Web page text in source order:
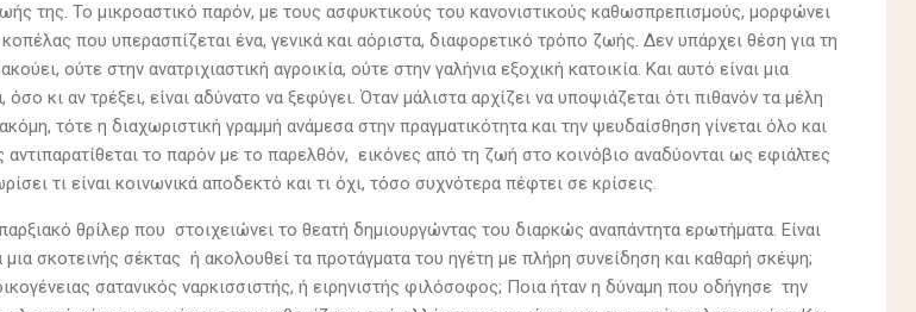
της. Το μικροαστικό παρόν, με τους ασφυκτικούς του κανονιστικούς καθωσπρεπισμούς, μορφώνει
κοπέλας που υπερασπίζεται ένα, γενικά και αόριστα, διαφορετικό τρόπο ζωής. Δεν υπάρχει θέση για τη
ούτε στην ανατριχιαστική αγροικία, ούτε στην γαλήνια εξοχική κατοικία. Και αυτό είναι μια
κι αν τρέξει, είναι αδύνατο να ξεφύγει. Όταν μάλιστα αρχίζει να υποψιάζεται ότι πιθανόν τα μέλη
τότε η διαχωριστική γραμμή ανάμεσα στην πραγματικότητα και την ψευδαίσθηση γίνεται όλο και
αντιπαρατίθεται το παρόν με το παρελθόν, εικόνες από τη ζωή στο κοινόβιο αναδύονται ως εφιάλτες
τι είναι κοινωνικά αποδεκτό και τι όχι, τόσο συχνότερα πέφτει σε κρίσεις.
θρίλερ που στοιχειώνει το θεατή δημιουργώντας του διαρκώς αναπάντητα ερωτήματα. Είναι
σκοτεινής σέκτας ή ακολουθεί τα προτάγματα του ηγέτη με πλήρη συνείδηση και καθαρή σκέψη;
σατανικός ναρκισσιστής, ή ειρηνιστής φιλόσοφος; Ποια ήταν η δύναμη που οδήγησε την